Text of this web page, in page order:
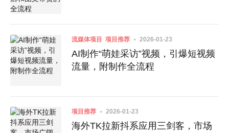
流媒体项目 项目推荐 2026-01-23
AI制作“萌娃采访”视频，引爆短视频
流量，附制作全流程
项目推荐 2026-01-23
海外TK拉新抖系应用三剑客，市场